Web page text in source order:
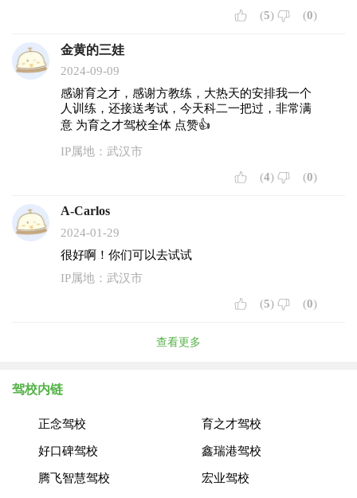
(5) (0)
金黄的三娃
2024-09-09
感谢育之才，感谢方教练，大热天的安排我一个
人训练，还接送考试，今天科二一把过，非常满
意 为育之才驾校全体 点赞👍
IP属地：武汉市
(4) (0)
A-Carlos
2024-01-29
很好啊！你们可以去试试
IP属地：武汉市
(5) (0)
查看更多
驾校内链
正念驾校 育之才驾校
好口碑驾校 鑫瑞港驾校
腾飞智慧驾校 宏业驾校